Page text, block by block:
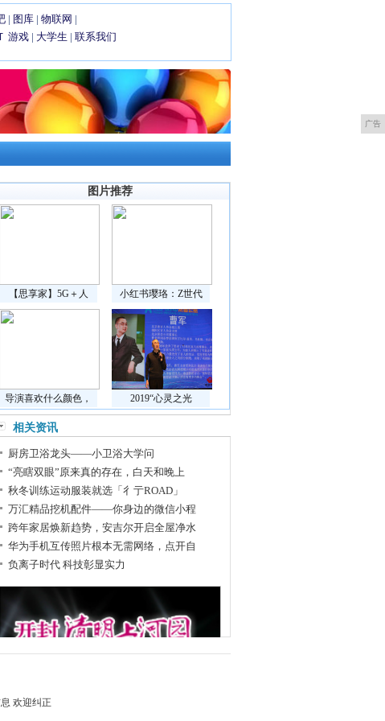
| 图库 | 物联网 |
游戏 | 大学生 | 联系我们
广告
图片推荐
【思享家】5G＋人 小红书璎珞：Z世代
导演喜欢什么颜色， 2019“心灵之光
相关资讯
厨房卫浴龙头——小卫浴大学问
“亮瞎双眼”原来真的存在，白天和晚上
秋冬训练运动服装就选「彳亍ROAD」
万汇精品挖机配件——你身边的微信小程
跨年家居焕新趋势，安吉尔开启全屋净水
华为手机互传照片根本无需网络，点开自
负离子时代 科技彰显实力
欢迎纠正